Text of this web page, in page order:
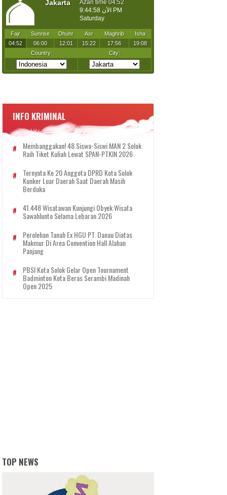
INFO KRIMINAL
Membanggakan! 48 Siswa-Siswi MAN 2 Solok
Raih Tiket Kuliah Lewat SPAN-PTKIN 2026
Ternyata Ke 20 Anggota DPRD Kota Solok
Kunker Luar Daerah Saat Daerah Masih
Berduka
41.448 Wisatawan Kunjungi Obyek Wisata
Sawahlunto Selama Lebaran 2026
Perolehan Tanah Ex HGU PT. Danau Diatas
Makmur Di Area Convention Hall Alahan
Panjang
PBSI Kota Solok Gelar Open Tournament
Badminton Kota Beras Serambi Madinah
Open 2025
TOP NEWS